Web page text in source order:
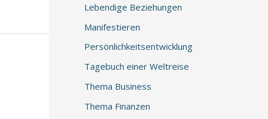
Lebendige Beziehungen
Manifestieren
Persönlichkeitsentwicklung
Tagebuch einer Weltreise
Thema Business
Thema Finanzen